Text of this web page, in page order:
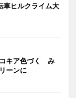
車ヒルクライム大
キア色づく み
ーンに